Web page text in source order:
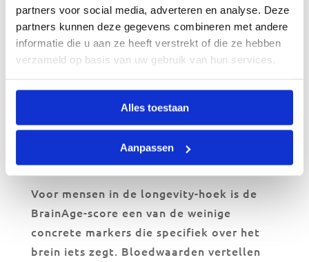
partners voor social media, adverteren en analyse. Deze
partners kunnen deze gegevens combineren met andere
informatie die u aan ze heeft verstrekt of die ze hebben
verzameld op basis van uw gebruik van hun services.
Alles toestaan
Aanpassen
Voor mensen met familiaire belasting voor
cognitieve aandoeningen of voor wie
bewust bezig is met longevity, is een
nulmeting extra waardevol — je creëert
metingen mee vergeleken kunnen worden.
Dat maakt subtiele veranderingen jaren
later beter op te sporen dan een
eenmalige meting zonder vergelijking.
Voor mensen in de longevity-hoek is de
BrainAge-score een van de weinige
concrete markers die specifiek over het
brein iets zegt. Bloedwaarden vertellen